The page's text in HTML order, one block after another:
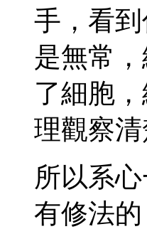
手，看
是無常
了細胞
理觀察清
所以系
有修法